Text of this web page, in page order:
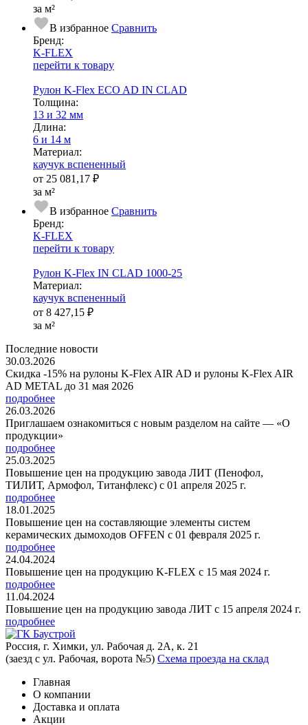
за м²
В избранное Сравнить
Бренд:
K-FLEX
перейти к товару
Рулон K-Flex ECO AD IN CLAD
Тол­щи­на:
13 и 32 мм
Длина:
6 и 14 м
Ма­­те­­ри­­ал:
каучук вспененный
от 25 081,17 ₽
за м²
В избранное Сравнить
Бренд:
K-FLEX
перейти к товару
Рулон K-Flex IN CLAD 1000-25
Ма­­те­­ри­­ал:
каучук вспененный
от 8 427,15 ₽
за м²
Последние новости
30.03.2026
Скидка -15% на рулоны K-Flex AIR AD и рулоны K-Flex AIR
AD METAL до 31 мая 2026
подробнее
26.03.2026
Приглашаем ознакомиться с новым разделом на сайте — «О
продукции»
подробнее
25.03.2025
Повышение цен на продукцию завода ЛИТ (Пенофол,
ТИЛИТ, Армофол, Титанфлекс) с 01 апреля 2025 г.
подробнее
18.01.2025
Повышение цен на составляющие элементы систем
керамических дымоходов OFFEN с 01 февраля 2025 г.
подробнее
24.04.2024
Повышение цен на продукцию K-FLEX с 15 мая 2024 г.
подробнее
11.04.2024
Повышение цен на продукцию завода ЛИТ с 15 апреля 2024 г.
подробнее
Россия, г. Химки, ул. Рабочая д. 2А, к. 21
(заезд с ул. Рабочая, ворота №5) Схема проезда на склад
Главная
О компании
Доставка и оплата
Акции